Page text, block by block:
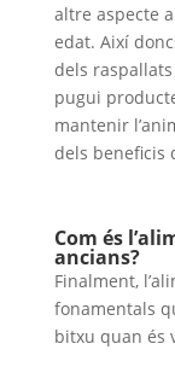
altre aspecte
edat. Així
dels
pugui
mantenir
dels beneficis
Com és
ancians?
Finalment,
fonamentals
bitxu quan és